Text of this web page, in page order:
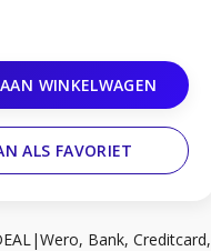
WINKELWAGEN
ALS FAVORIET
Bank, Creditcard,